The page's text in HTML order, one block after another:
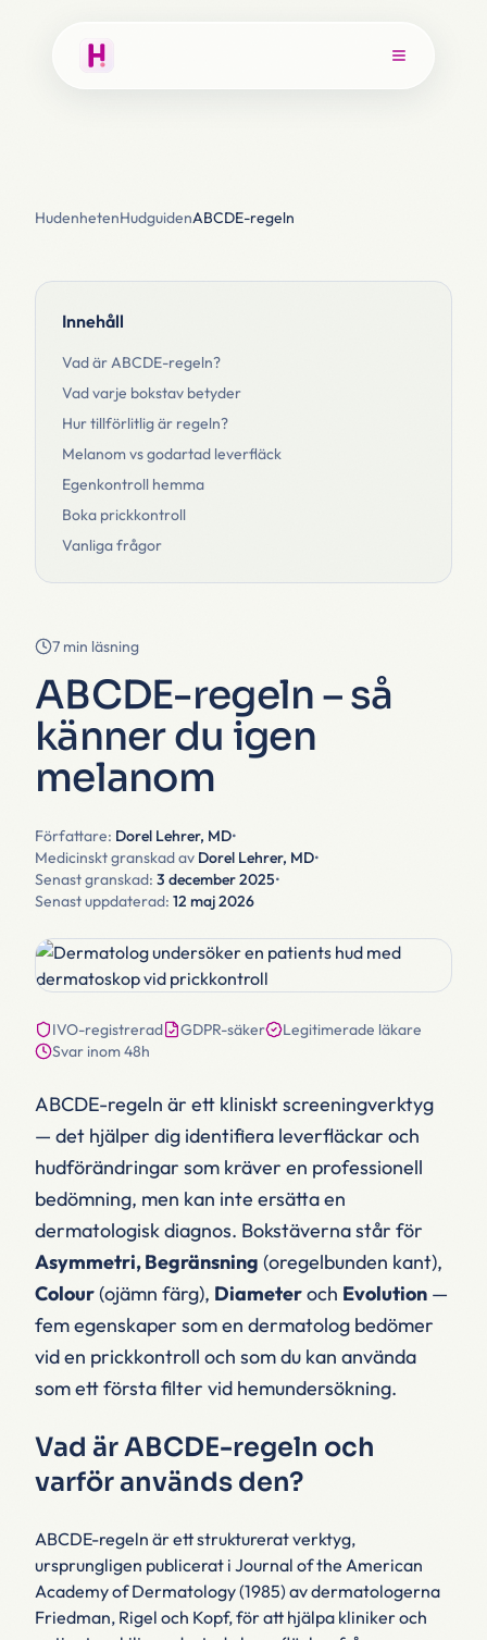
HudenhetenHudguidenABCDE-regeln
Innehåll
Vad är ABCDE-regeln?
Vad varje bokstav betyder
Hur tillförlitlig är regeln?
Melanom vs godartad leverfläck
Egenkontroll hemma
Boka prickkontroll
Vanliga frågor
7 min läsning
ABCDE-regeln – så
känner du igen
melanom
Författare: Dorel Lehrer, MD•
Medicinskt granskad av Dorel Lehrer, MD•
Senast granskad: 3 december 2025•
Senast uppdaterad: 12 maj 2026
IVO-registrerad GDPR-säker
Legitimerade läkare
Svar inom 48h
ABCDE-regeln är ett kliniskt screeningverktyg
— det hjälper dig identifiera leverfläckar och
hudförändringar som kräver en professionell
bedömning, men kan inte ersätta en
dermatologisk diagnos. Bokstäverna står för
Asymmetri, Begränsning (oregelbunden kant),
Colour(ojämn färg), Diameteroch Evolution —
fem egenskaper som en dermatolog bedömer
vid en prickkontroll och som du kan använda
som ett första filter vid hemundersökning.
Vad är ABCDE-regeln och
varför används den?
ABCDE-regeln är ett strukturerat verktyg,
ursprungligen publicerat i Journal of the American
Academy of Dermatology(1985) av dermatologerna
Friedman, Rigel och Kopf, för att hjälpa kliniker och